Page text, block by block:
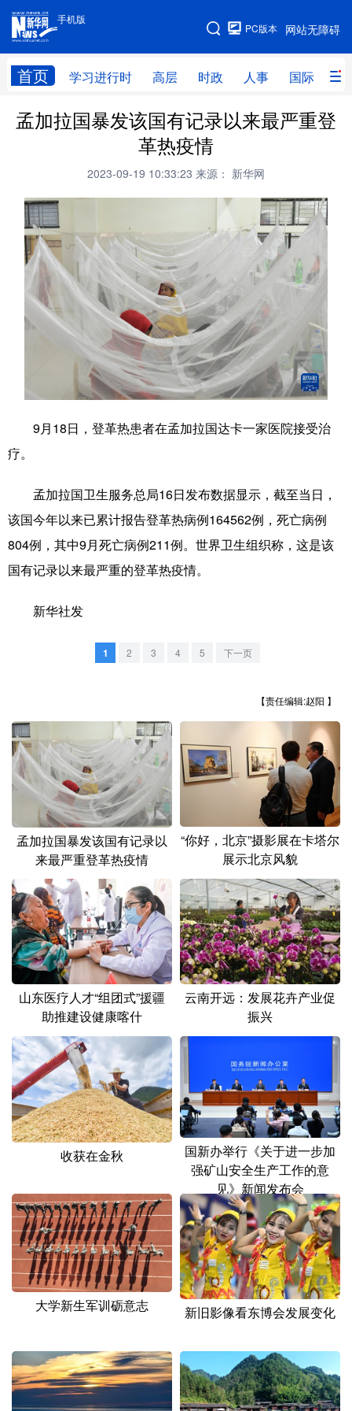
手机版
网站无障碍
PC版本
首页 学习进行时 高层 时政 人事 国际 财
手机版
网站地图
学习进行时 高层 时政 人事
财经 网评
全球连线
科技 体育
文化 书画 军事
访谈 视频 图片 政务
法律 中央文件 金融
人居 信息化 数字经济
乡村振兴 银龄 溯源中国
文化产业
地方频道
北京
湖南
广东 广西 海南 重庆
四川 贵州 云南 西藏
陕西 甘肃 宁夏
新疆 内蒙古 黑龙江
多语种频道
English Español Français عربى
Русский язык 日本語 한국어
Deutsch Português
孟加拉国暴发该国有记录以来最严重登
革热疫情
2023-09-19 10:33:23 来源： 新华网
9月18日，登革热患者在孟加拉国达卡一家医院接受治
疗。
孟加拉国卫生服务总局16日发布数据显示，截至当日，
该国今年以来已累计报告登革热病例164562例，死亡病例
804例，其中9月死亡病例211例。世界卫生组织称，这是该
国有记录以来最严重的登革热疫情。
新华社发
1 2 3 4 5 下一页
【责任编辑:赵阳 】
孟加拉国暴发该国有记录以
来最严重登革热疫情
“你好，北京”摄影展在卡塔尔
展示北京风貌
山东医疗人才“组团式”援疆
助推建设健康喀什
云南开远：发展花卉产业促
振兴
收获在金秋
国新办举行《关于进一步加
强矿山安全生产工作的意
见》新闻发布会
大学新生军训砺意志 新旧影像看东博会发展变化